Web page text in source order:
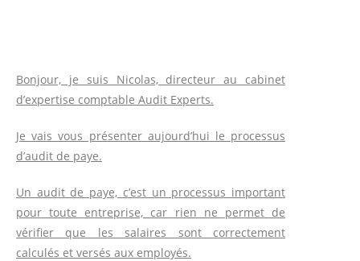
Bonjour, je suis Nicolas, directeur au cabinet
d’expertise comptable Audit Experts.
Je vais vous présenter aujourd’hui le processus
d’audit de paye.
Un audit de paye, c’est un processus important
pour toute entreprise, car rien ne permet de
vérifier que les salaires sont correctement
calculés et versés aux employés.